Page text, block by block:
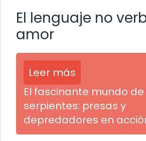
El lenguaje no
amor
Leer más
El fascinante mundo
serpientes: presas y
depredadores en